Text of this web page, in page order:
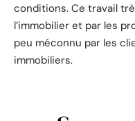
conditions. Ce travail
l’immobilier et par les
peu méconnu par les
immobiliers.